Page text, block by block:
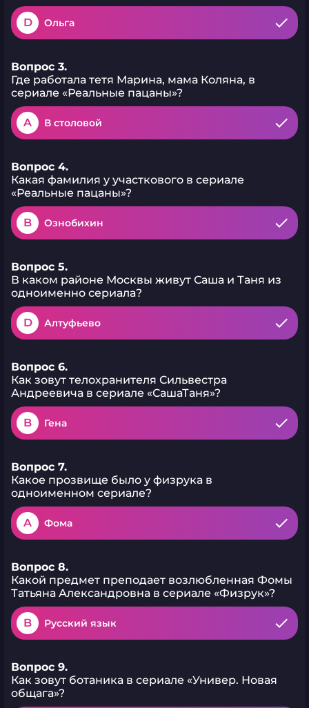
D Ольга
Вопрос 3.
Где работала тетя Марина, мама Коляна, в
сериале «Реальные пацаны»?
A В столовой
Вопрос 4.
Какая фамилия у участкового в сериале
«Реальные пацаны»?
B Ознобихин
Вопрос 5.
В каком районе Москвы живут Саша и Таня из
одноименно сериала?
D Алтуфьево
Вопрос 6.
Как зовут телохранителя Сильвестра
Андреевича в сериале «СашаТаня»?
B Гена
Вопрос 7.
Какое прозвище было у физрука в
одноименном сериале?
A Фома
Вопрос 8.
Какой предмет преподает возлюбленная Фомы
Татьяна Александровна в сериале «Физрук»?
B Русский язык
Вопрос 9.
Как зовут ботаника в сериале «Универ. Новая
общага»?